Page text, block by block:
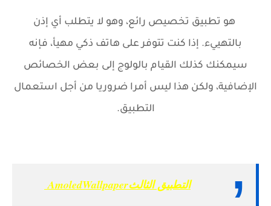
هو تطبيق تخصيص رائع، وهو لا يتطلب أي إذن
بالتهييء. إذا كنت تتوفر على هاتف ذكي مهيأ، فإنه
سيمكنك كذلك القيام بالولوج إلى بعض الخصائص
الإضافية، ولكن هذا ليس أمرا ضروريا من أجل استعمال
التطبيق.
التطبيق الثالثAmoledWallpaper